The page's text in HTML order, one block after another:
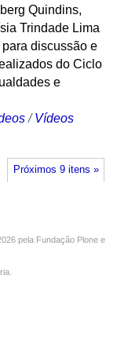
Quindins,
Trindade Lima
discussão e
do Ciclo
e
/Vídeos
Próximos 9 itens »
pela Fundação Plone e